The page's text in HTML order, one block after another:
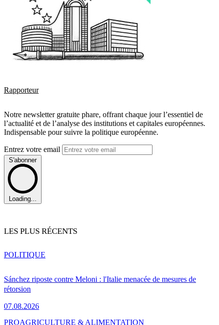
Rapporteur
Notre newsletter gratuite phare, offrant chaque jour l’essentiel de
l’actualité et de l’analyse des institutions et capitales européennes.
Indispensable pour suivre la politique européenne.
Entrez votre email
S'abonner
Loading...
LES PLUS RÉCENTS
Sánchez riposte contre Meloni : l'Italie menacée de mesures de
rétorsion
07.08.2026
POLITIQUE
PROAGRICULTURE & ALIMENTATION